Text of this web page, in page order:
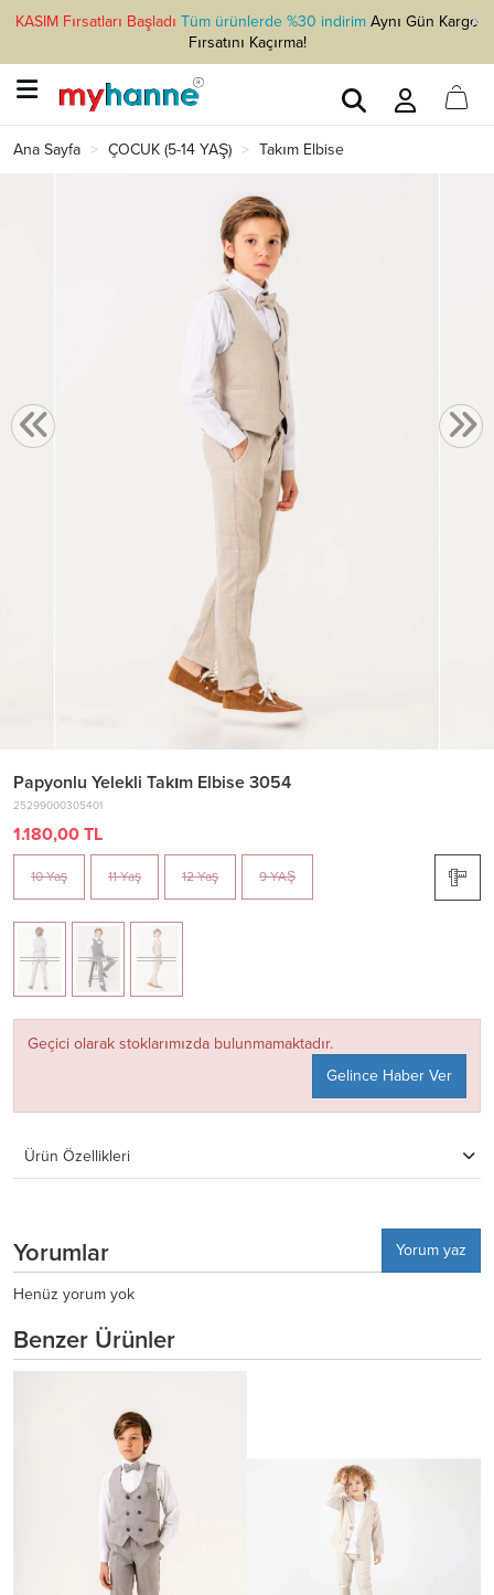
KASIM Fırsatları Başladı Tüm ürünlerde %30 indirimAynı Gün Kargo
Fırsatını Kaçırma!
Ana Sayfa ÇOCUK (5-14 YAŞ) Takım Elbise
Papyonlu Yelekli Takım Elbise 3054
25299000305401
1.180,00 TL
10 Yaş 11 Yaş 12 Yaş 9 YAŞ
Geçici olarak stoklarımızda bulunmamaktadır.
Gelince Haber Ver
Ürün Özellikleri
Yorumlar
Yorum yaz
Henüz yorum yok
Benzer Ürünler
SAX